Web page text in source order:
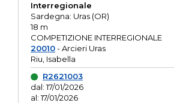
Interregionale
Sardegna: Uras (OR)
18 m
COMPETIZIONE INTERREGIONALE
20010- Arcieri Uras
Riu, Isabella
R2621003
dal: 17/01/2026
al: 17/01/2026